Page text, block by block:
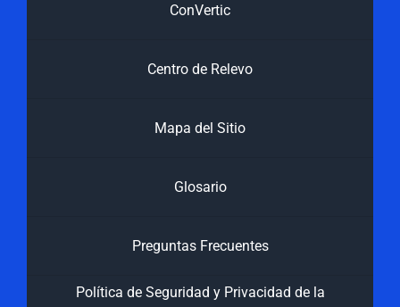
ConVertic
Centro de Relevo
Mapa del Sitio
Glosario
Preguntas Frecuentes
Política de Seguridad y Privacidad de la